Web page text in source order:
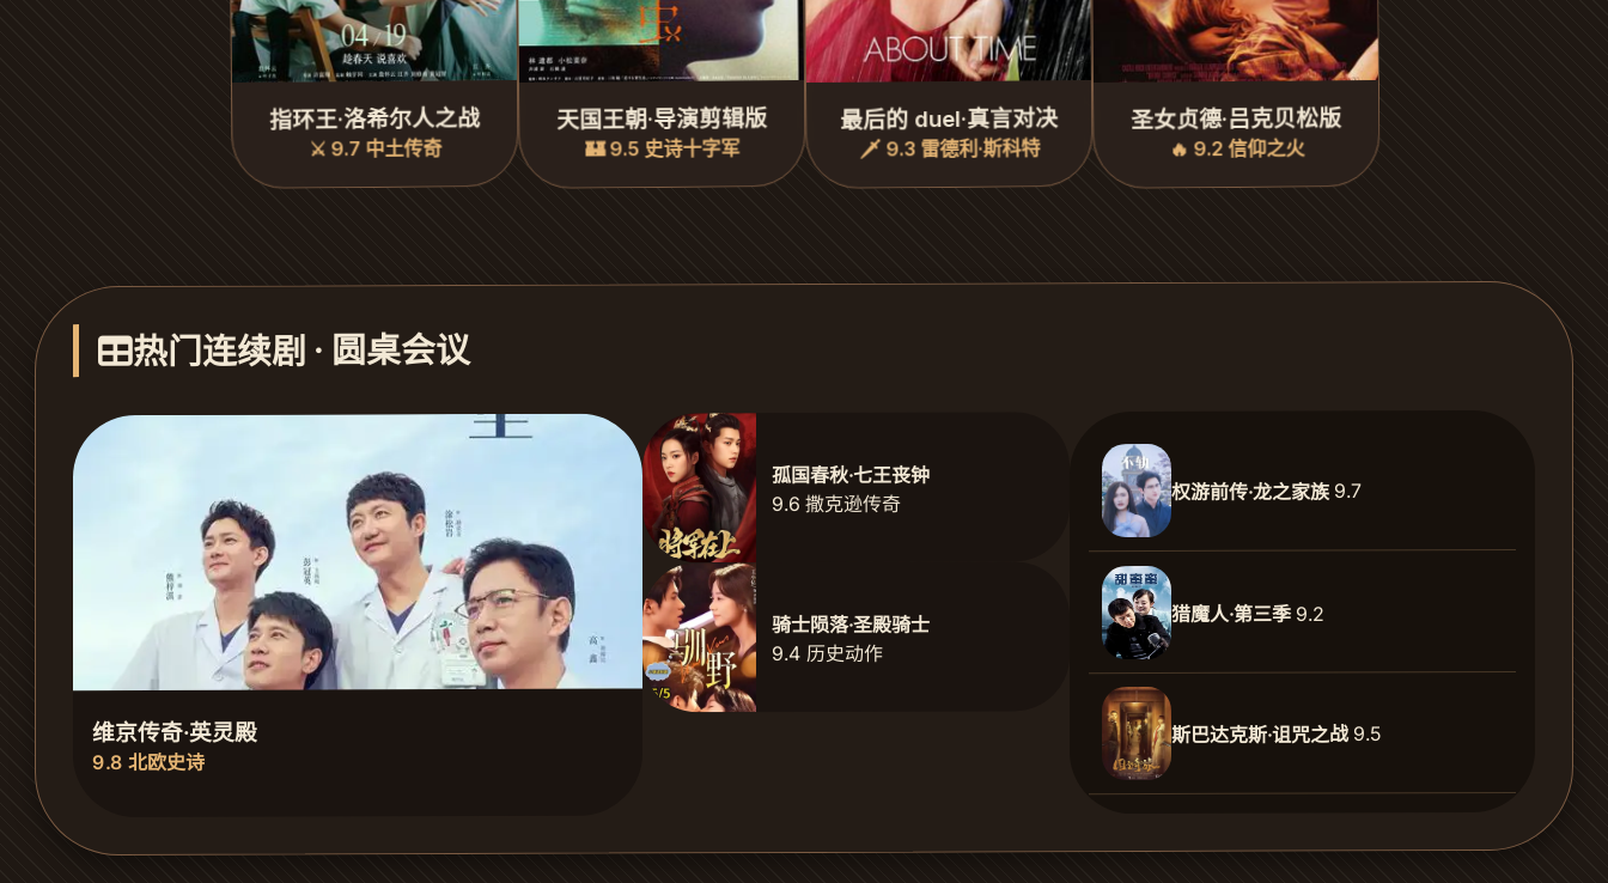
指环王·洛希尔人之战
⚔️ 9.7 中土传奇
天国王朝·导演剪辑版
🏰 9.5 史诗十字军
最后的 duel·真言对决
🗡️ 9.3 雷德利·斯科特
圣女贞德·吕克贝松版
🔥 9.2 信仰之火
热门连续剧 · 圆桌会议
维京传奇·英灵殿
9.8 北欧史诗
孤国春秋·七王丧钟
9.6 撒克逊传奇
骑士陨落·圣殿骑士
9.4 历史动作
权游前传·龙之家族 9.7
猎魔人·第三季 9.2
斯巴达克斯·诅咒之战 9.5